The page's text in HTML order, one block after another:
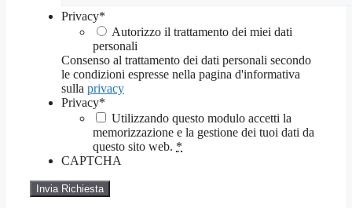
Privacy*
Autorizzo il trattamento dei miei dati
personali
Consenso al trattamento dei dati personali secondo
le condizioni espresse nella pagina d'informativa
sulla privacy
Privacy*
Utilizzando questo modulo accetti la
memorizzazione e la gestione dei tuoi dati da
questo sito web. *
CAPTCHA